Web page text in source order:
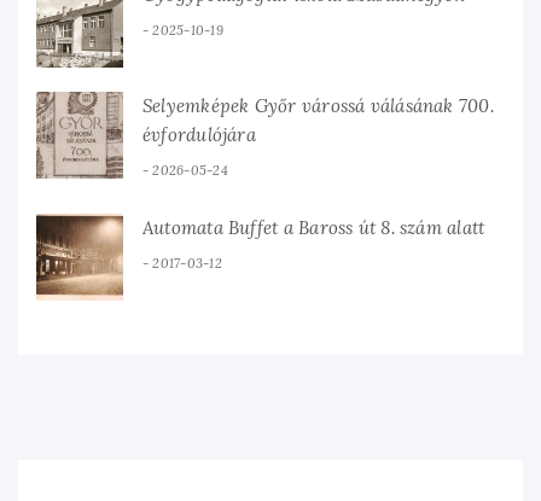
2025-10-19
Selyemképek Győr várossá válásának 700.
évfordulójára
2026-05-24
Automata Buffet a Baross út 8. szám alatt
2017-03-12